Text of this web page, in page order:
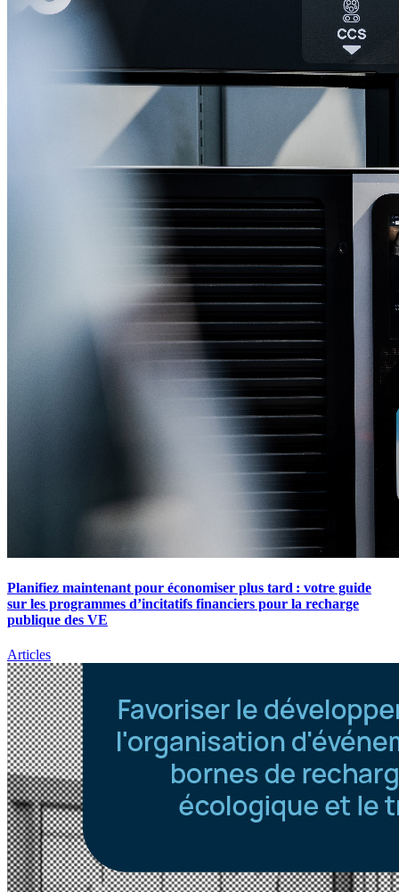
Planifiez maintenant pour économiser plus tard : votre guide
sur les programmes d’incitatifs financiers pour la recharge
publique des VE
Articles